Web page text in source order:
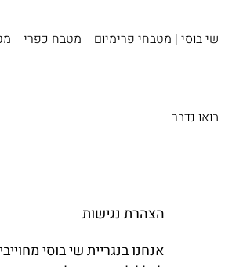
שי בוסי | מטבחי פרימיום מטבח כפרי
בואו נדבר
הצהרת נגישות
אנחנו בנגריית שי בוסי